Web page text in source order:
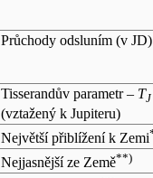
Průchody odsluním (v JD)
Tisserandův parametr – TJ
(vztažený k Jupiteru)
Největší přiblížení k Zemi
Nejjasnější ze Země**)